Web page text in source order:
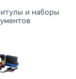
и наборы